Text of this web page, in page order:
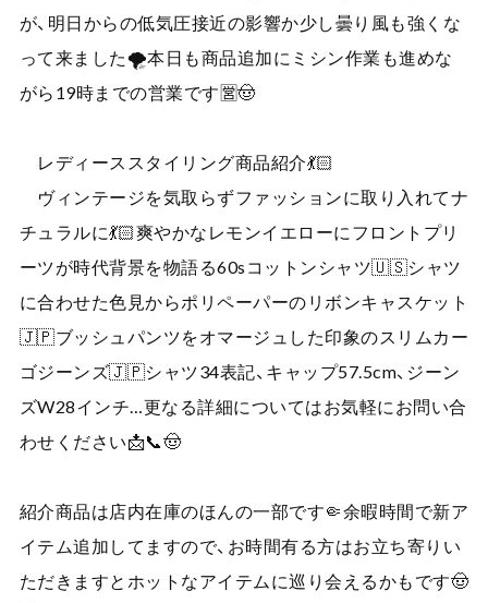
が、明日からの低気圧接近の影響か少し曇り風も強くな
って来ました🌪️本日も商品追加にミシン作業も進めな
がら19時までの営業です🈺🤠
レディーススタイリング商品紹介💃🏻
ヴィンテージを気取らずファッションに取り入れてナ
チュラルに💃🏻爽やかなレモンイエローにフロントプリ
ーツが時代背景を物語る60sコットンシャツ🇺🇸シャツ
に合わせた色見からポリペーパーのリボンキャスケット
🇯🇵ブッシュパンツをオマージュした印象のスリムカー
ゴジーンズ🇯🇵シャツ34表記、キャップ57.5cm、ジーン
ズW28インチ…更なる詳細についてはお気軽にお問い合
わせください📩📞🤠
紹介商品は店内在庫のほんの一部です🤏余暇時間で新ア
イテム追加してますので、お時間有る方はお立ち寄りい
ただきますとホットなアイテムに巡り会えるかもです🤠